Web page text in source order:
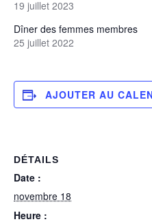
19 juillet 2023
Dîner des femmes membres
25 juillet 2022
AJOUTER AU
DÉTAILS
Date :
novembre 18
Heure :